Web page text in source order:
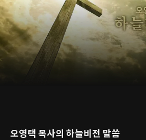
오영택 목사의 하늘비전 말씀